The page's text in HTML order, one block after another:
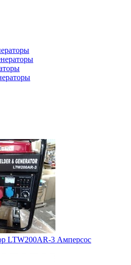
LTW200AR-3 Амперсос